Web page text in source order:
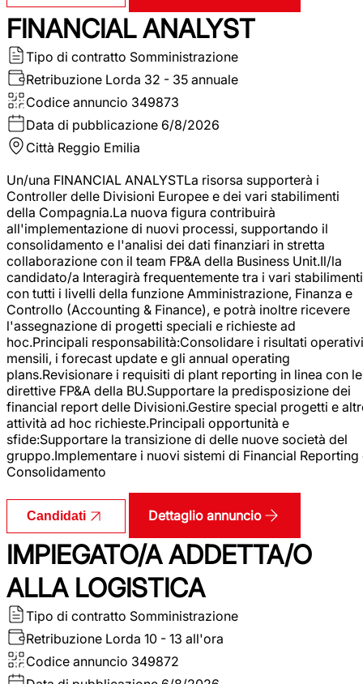
FINANCIAL ANALYST
Tipo di contratto Somministrazione
Retribuzione Lorda 32 - 35 annuale
Codice annuncio 349873
Data di pubblicazione 6/8/2026
Città Reggio Emilia
Un/una FINANCIAL ANALYSTLa risorsa supporterà i
Controller delle Divisioni Europee e dei vari stabilimenti
della Compagnia.La nuova figura contribuirà
all'implementazione di nuovi processi, supportando il
consolidamento e l'analisi dei dati finanziari in stretta
collaborazione con il team FP&A della Business Unit.Il/la
candidato/a Interagirà frequentemente tra i vari stabilimenti
con tutti i livelli della funzione Amministrazione, Finanza e
Controllo (Accounting & Finance), e potrà inoltre ricevere
l'assegnazione di progetti speciali e richieste ad
hoc.Principali responsabilità:Consolidare i risultati operativi
mensili, i forecast update e gli annual operating
plans.Revisionare i requisiti di plant reporting in linea con le
direttive FP&A della BU.Supportare la predisposizione dei
financial report delle Divisioni.Gestire special progetti e
attività ad hoc richieste.Principali opportunità e
sfide:Supportare la transizione di delle nuove società del
gruppo.Implementare i nuovi sistemi di Financial Reporting
Consolidamento
Candidati Dettaglio annuncio
IMPIEGATO/A ADDETTA/O
ALLA LOGISTICA
Tipo di contratto Somministrazione
Retribuzione Lorda 10 - 13 all'ora
Codice annuncio 349872